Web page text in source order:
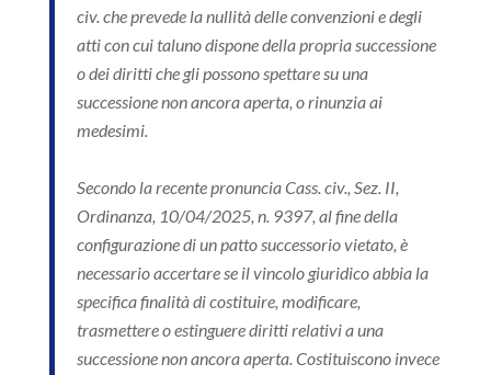
civ. che prevede la nullità delle convenzioni e degli
atti con cui taluno dispone della propria successione
o dei diritti che gli possono spettare su una
successione non ancora aperta, o rinunzia ai
medesimi.
Secondo la recente pronuncia Cass. civ., Sez. II,
Ordinanza, 10/04/2025, n. 9397, al fine della
configurazione di un patto successorio vietato, è
necessario accertare se il vincolo giuridico abbia la
specifica finalità di costituire, modificare,
trasmettere o estinguere diritti relativi a una
successione non ancora aperta. Costituiscono invece